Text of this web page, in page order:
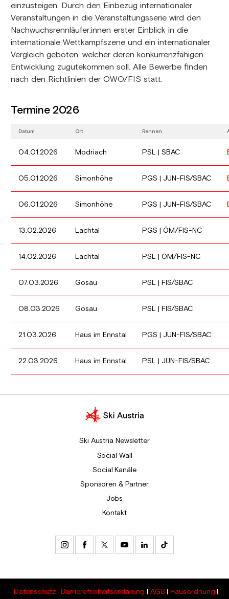
einzusteigen. Durch den Einbezug internationaler
Veranstaltungen in die Veranstaltungsserie wird den
Nachwuchsrennläufer:innen erster Einblick in die
internationale Wettkampfszene und ein internationaler
Vergleich geboten, welcher deren konkurrenzfähigen
Entwicklung zugutekommen soll. Alle Bewerbe finden
nach den Richtlinien der ÖWO/FIS statt.
Termine 2026
Datum Ort Rennen
04.01.2026 Modriach PSL | SBAC
05.01.2026 Simonhöhe PGS | JUN-FIS/SBAC
06.01.2026 Simonhöhe PGS | JUN-FIS/SBAC
13.02.2026 Lachtal PGS | ÖM/FIS-NC
14.02.2026 Lachtal PSL | ÖM/FIS-NC
07.03.2026 Gosau PSL | FIS/SBAC
08.03.2026 Gosau PSL | FIS/SBAC
21.03.2026 Haus im Ennstal PGS | JUN-FIS/SBAC
22.03.2026 Haus im Ennstal PSL | JUN-FIS/SBAC
Ski Austria Newsletter
Social Wall
Social Kanäle
Sponsoren & Partner
Jobs
Kontakt
Datenschutz Barrierefreiheitserklärung AGB
Hausordnung